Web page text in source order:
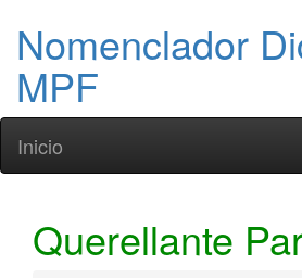
Nomenclador
MPF
Inicio
Querellante